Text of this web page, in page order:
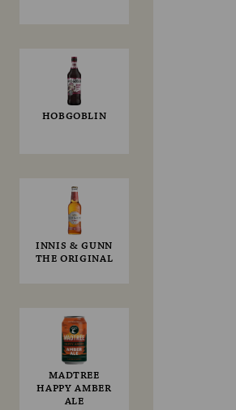
HOBGOBLIN
INNIS & GUNN
THE ORIGINAL
MADTREE
HAPPY AMBER
ALE